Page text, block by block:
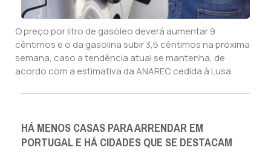
O preço por litro de gasóleo deverá aumentar 9
cêntimos e o da gasolina subir 3,5 cêntimos na próxima
semana, caso a tendência atual se mantenha, de
acordo com a estimativa da ANAREC cedida à Lusa.
HÁ MENOS CASAS PARA ARRENDAR EM
PORTUGAL E HÁ CIDADES QUE SE DESTACAM